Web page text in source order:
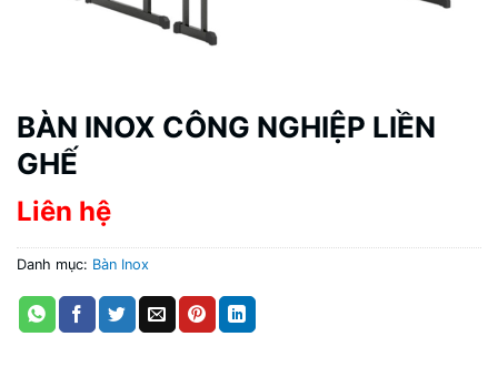
BÀN INOX CÔNG NGHIỆP LIỀN
GHẾ
Liên hệ
Danh mục: Bàn Inox